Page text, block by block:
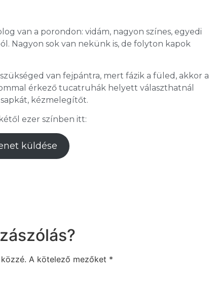
van a porondon: vidám, nagyon színes, egyedi
Nagyon sok van nekünk is, de folyton kapok
van fejpántra, mert fázik a füled, akkor a
érkező tucatruhák helyett választhatnál
kézmelegítőt.
ezer színben itt:
küldése
A kötelező mezőket *